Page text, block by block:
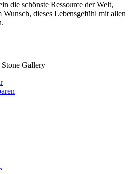
die schönste Ressource der Welt,
Wunsch, dieses Lebensgefühl mit allen
Stone Gallery